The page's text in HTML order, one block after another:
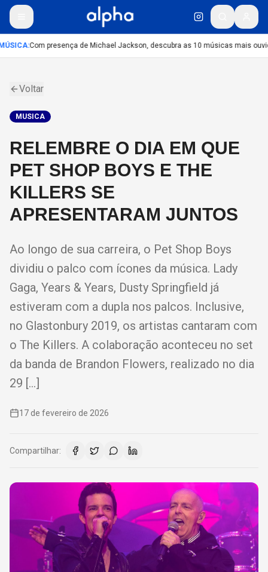
:Com presença de Michael Jackson, descubra as 10 músicas mais
Voltar
MUSICA
RELEMBRE O DIA EM QUE
PET SHOP BOYS E THE
KILLERS SE
APRESENTARAM JUNTOS
Ao longo de sua carreira, o Pet Shop Boys
dividiu o palco com ícones da música. Lady
Gaga, Years & Years, Dusty Springfield já
estiveram com a dupla nos palcos. Inclusive,
no Glastonbury 2019, os artistas cantaram com
o The Killers. A colaboração aconteceu no set
da banda de Brandon Flowers, realizado no dia
29 […]
17 de fevereiro de 2026
Compartilhar: